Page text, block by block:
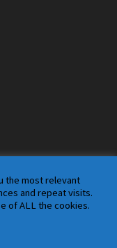
the most relevant
and repeat visits.
of ALL the cookies.